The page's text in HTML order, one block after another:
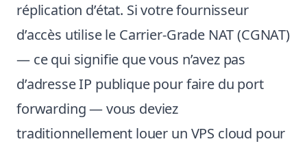
réplication d’état. Si votre fournisseur
d’accès utilise le Carrier-Grade NAT (CGNAT)
— ce qui signifie que vous n’avez pas
d’adresse IP publique pour faire du port
forwarding — vous deviez
traditionnellement louer un VPS cloud pour